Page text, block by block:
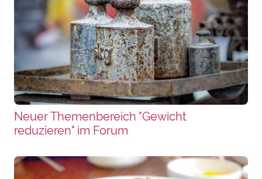
Neuer Themenbereich "Gewicht
reduzieren" im Forum